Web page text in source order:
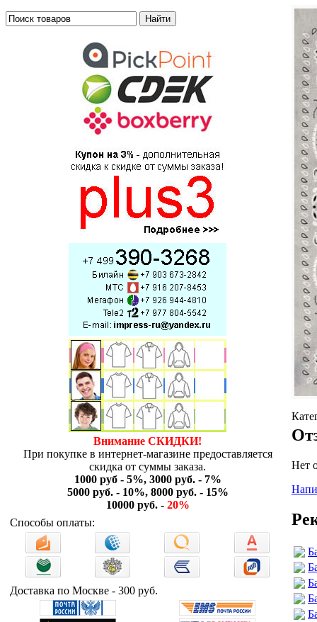
Внимание СКИДКИ!
При покупке в интернет-магазине предоставляется
скидка от суммы заказа.
1000 руб - 5%, 3000 руб. - 7%
5000 руб. - 10%, 8000 руб. - 15%
10000 руб. - 20%
Способы оплаты:
Доставка по Москве - 300 руб.
Нет